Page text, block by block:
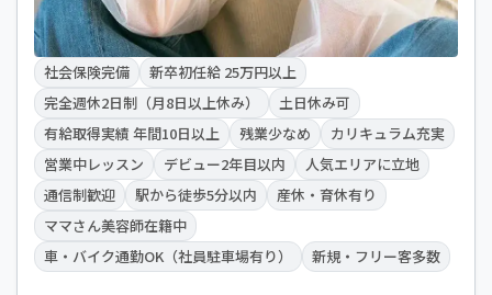
社会保険完備
新卒初任給 25万円以上
完全週休2日制（月8日以上休み）
土日休み可
有給取得実績 年間10日以上
残業少なめ
カリキュラム充実
営業中レッスン
デビュー2年目以内
人気エリアに立地
通信制歓迎
駅から徒歩5分以内
産休・育休有り
ママさん美容師在籍中
車・バイク通勤OK（社員駐車場有り）
新規・フリー客多数